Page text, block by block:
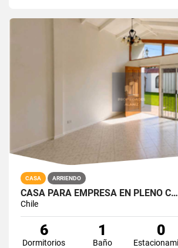
CASA ARRIENDO
CASA PARA EMPRESA EN PLENO C…
Chile
6
Dormitorios
1
Baño
0